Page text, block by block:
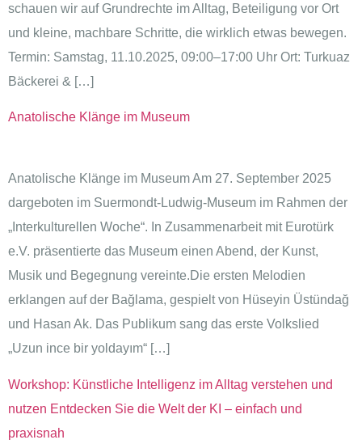
schauen wir auf Grundrechte im Alltag, Beteiligung vor Ort
und kleine, machbare Schritte, die wirklich etwas bewegen.
Termin: Samstag, 11.10.2025, 09:00–17:00 Uhr Ort: Turkuaz
Bäckerei & […]
Anatolische Klänge im Museum
Anatolische Klänge im Museum Am 27. September 2025
dargeboten im Suermondt‑Ludwig‑Museum im Rahmen der
„Interkulturellen Woche“. In Zusammenarbeit mit Eurotürk
e.V. präsentierte das Museum einen Abend, der Kunst,
Musik und Begegnung vereinte.Die ersten Melodien
erklangen auf der Bağlama, gespielt von Hüseyin Üstündağ
und Hasan Ak. Das Publikum sang das erste Volkslied
„Uzun ince bir yoldayım“ […]
Workshop: Künstliche Intelligenz im Alltag verstehen und
nutzen Entdecken Sie die Welt der KI – einfach und
praxisnah